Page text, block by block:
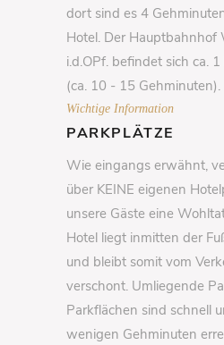
dort sind es 4
Hotel. Der Hauptbahnhof
i.d.OPf. befindet sich ca.
(ca. 10 - 15 Gehminuten).
Wichtige Information
PARKPLÄTZE
Wie eingangs erwähnt,
über KEINE eigenen
unsere Gäste eine
Hotel liegt inmitten der
und bleibt somit vom
verschont. Umliegende
Parkflächen sind schnell
wenigen Gehminuten